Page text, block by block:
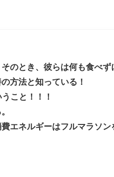
とき、彼らは何も食べず
方法と知っている！
こと！！！
ネルギーはフルマラソン